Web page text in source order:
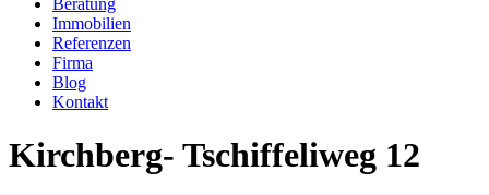
Beratung
Immobilien
Referenzen
Firma
Blog
Kontakt
Kirchberg- Tschiffeliweg 12